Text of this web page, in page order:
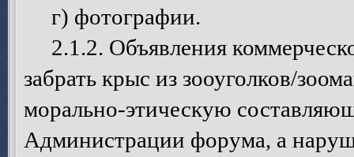
г) фотографии.
2.1.2. Объявления
забрать крыс из зооуголков/
морально-этическую
Администрации форума, а